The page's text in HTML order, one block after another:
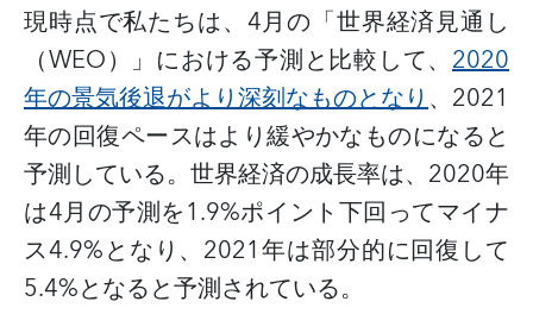
現時点で私たちは、 4月の「世界経済見通し
（WEO）」における予測と比較して、 2020
年の景気後退がより深刻なものとなり、 2021
年の回復ペースはより緩やかなものになると
予測している。世界経済の成長率は、 2020年
は4月の予測を1.9%ポイント下回ってマイナ
ス4.9%となり、 2021年は部分的に回復して
5.4%となると予測されている。